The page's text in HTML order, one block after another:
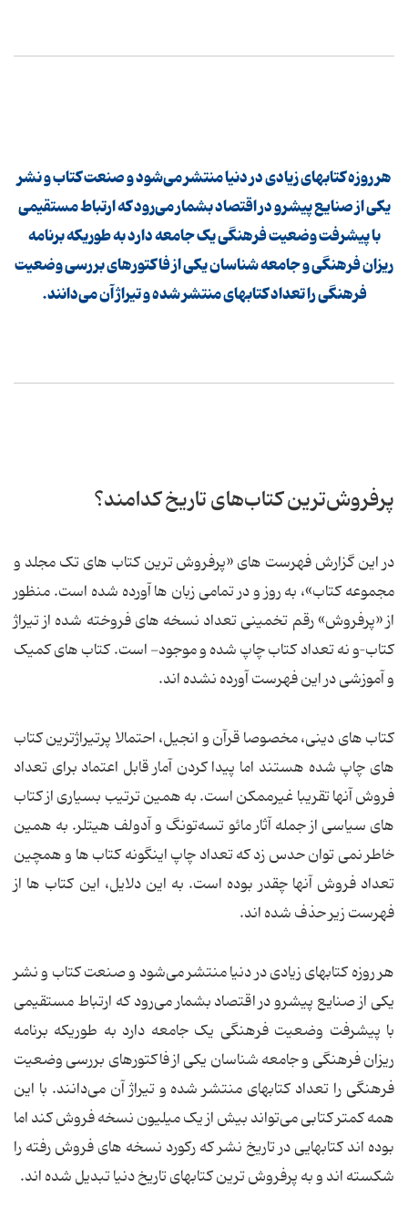
هر روزه کتابهای زیادی در دنیا منتشر می‌شود و صنعت کتاب و نشر
یکی از صنایع پیشرو در اقتصاد بشمار می‌رود که ارتباط مستقیمی
‌با پیشرفت وضعیت فرهنگی یک جامعه دارد به طوریکه برنامه
ریزان فرهنگی و جامعه شناسان یکی از فاکتورهای بررسی وضعیت
فرهنگی را تعداد کتابهای منتشر شده و تیراژ آن می‌دانند.
پرفروش‌ترین کتاب‌های تاریخ کدامند؟
در این گزارش فهرست های «پرفروش ترین کتاب های تک مجلد و
مجموعه کتاب»، به روز و در تمامی زبان ها آورده شده است. منظور
از «پرفروش» رقم تخمینی تعداد نسخه های فروخته شده از تیراژ
کتاب–و نه تعداد کتاب چاپ شده و موجود- است. کتاب های کمیک
و آموزشی در این فهرست آورده نشده اند.
کتاب های دینی، مخصوصا قرآن و انجیل، احتمالا پرتیراژترین کتاب
های چاپ شده هستند اما پیدا کردن آمار قابل اعتماد برای تعداد
فروش آنها تقریبا غیرممکن است. به همین ترتیب بسیاری از کتاب
های سیاسی از جمله آثار مائو تسه‌تونگ و آدولف هیتلر. به همین
خاطر نمی توان حدس زد که تعداد چاپ اینگونه کتاب ها و همچین
تعداد فروش آنها چقدر بوده است. به این دلایل، این کتاب ها از
فهرست زیر حذف شده اند.
هر روزه کتابهای زیادی در دنیا منتشر می‌شود و صنعت کتاب و نشر
یکی از صنایع پیشرو در اقتصاد بشمار می‌رود که ارتباط مستقیمی
‌با پیشرفت وضعیت فرهنگی یک جامعه دارد به طوریکه برنامه
ریزان فرهنگی و جامعه شناسان یکی از فاکتورهای بررسی وضعیت
فرهنگی را تعداد کتابهای منتشر شده و تیراژ آن می‌دانند. با این
همه کمتر کتابی می‌تواند بیش از یک میلیون نسخه فروش کند اما
بوده اند کتابهایی در تاریخ نشر که رکورد نسخه های فروش رفته را
شکسته اند و به پرفروش ترین کتابهای تاریخ دنیا تبدیل شده اند.